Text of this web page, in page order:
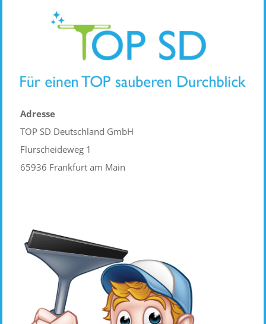
Adresse
TOP SD Deutschland GmbH
Flurscheideweg 1
65936 Frankfurt am Main